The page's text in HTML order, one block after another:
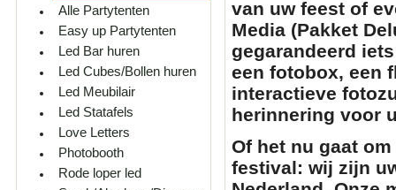
Alle Partytenten
Easy up Partytenten
Led Bar huren
Led Cubes/Bollen huren
Led Meubilair
Led Statafels
Love Letters
Photobooth
Rode loper led
van uw feest of
Media (Pakket
gegarandeerd
een fotobox, een
interactieve
herinnering voor
Of het nu gaat
festival: wij zijn